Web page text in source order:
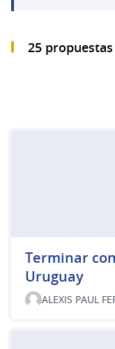
25 propuestas
Terminar
Uruguay
ALEXIS PAUL